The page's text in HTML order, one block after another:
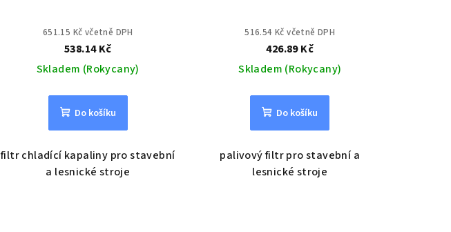
651.15 Kč včetně DPH
538.14 Kč
Skladem (Rokycany)
Do košíku
filtr chladící kapaliny pro stavební
a lesnické stroje
516.54 Kč včetně DPH
426.89 Kč
Skladem (Rokycany)
Do košíku
palivový filtr pro stavební a
lesnické stroje